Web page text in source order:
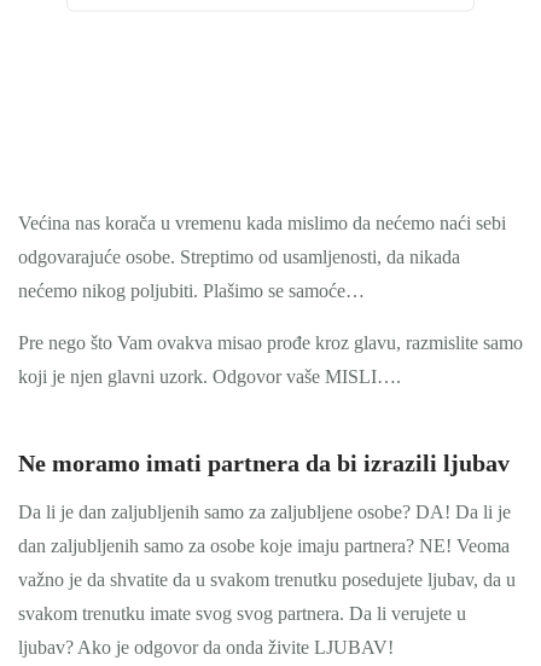
Većina nas korača u vremenu kada mislimo da nećemo naći sebi
odgovarajuće osobe. Streptimo od usamljenosti, da nikada
nećemo nikog poljubiti. Plašimo se samoće…
Pre nego što Vam ovakva misao prođe kroz glavu, razmislite samo
koji je njen glavni uzork. Odgovor vaše MISLI….
Ne moramo imati partnera da bi izrazili ljubav
Da li je dan zaljubljenih samo za zaljubljene osobe? DA! Da li je
dan zaljubljenih samo za osobe koje imaju partnera? NE! Veoma
važno je da shvatite da u svakom trenutku posedujete ljubav, da u
svakom trenutku imate svog svog partnera. Da li verujete u
ljubav? Ako je odgovor da onda živite LJUBAV!